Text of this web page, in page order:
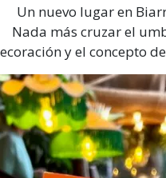
Un nuevo lugar en
Nada más cruzar el
y el concepto